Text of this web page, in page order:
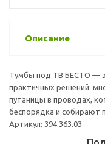
Описание
Тумбы под ТВ БЕСТО —
практичных решений:
путаницы в проводах,
беспорядка и собирают
Артикул: 394.363.03